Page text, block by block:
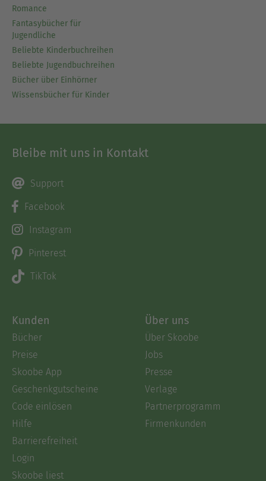
Romance
Fantasybücher für
Jugendliche
Beliebte Kinderbuchreihen
Beliebte Jugendbuchreihen
Bücher über Einhörner
Wissensbücher für Kinder
Bleibe mit uns in Kontakt
Support
Facebook
Instagram
Pinterest
TikTok
Kunden
Bücher
Preise
Skoobe App
Geschenkgutscheine
Code einlösen
Hilfe
Barrierefreiheit
Login
Skoobe liest
Über uns
Über Skoobe
Jobs
Presse
Verlage
Partnerprogramm
Firmenkunden